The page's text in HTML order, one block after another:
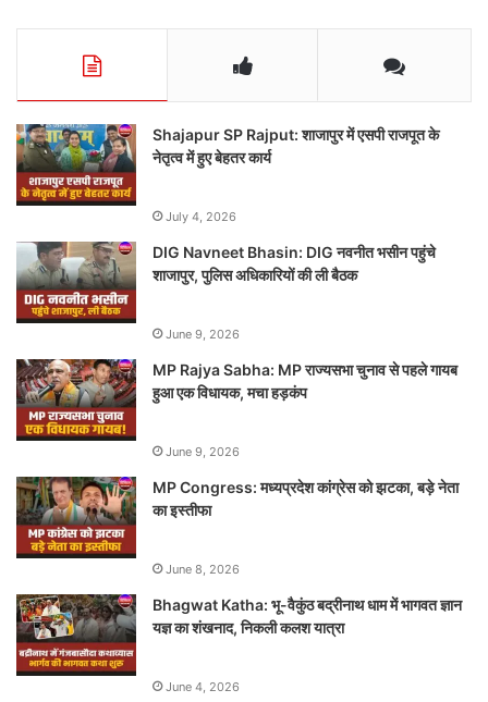
Shajapur SP Rajput: शाजापुर में एसपी राजपूत के
नेतृत्व में हुए बेहतर कार्य
July 4, 2026
DIG Navneet Bhasin: DIG नवनीत भसीन पहुंचे
शाजापुर, पुलिस अधिकारियों की ली बैठक
June 9, 2026
MP Rajya Sabha: MP राज्यसभा चुनाव से पहले गायब
हुआ एक विधायक, मचा हड़कंप
June 9, 2026
MP Congress: मध्यप्रदेश कांग्रेस को झटका, बड़े नेता
का इस्तीफा
June 8, 2026
Bhagwat Katha: भू-वैकुंठ बद्रीनाथ धाम में भागवत ज्ञान
यज्ञ का शंखनाद, निकली कलश यात्रा
June 4, 2026